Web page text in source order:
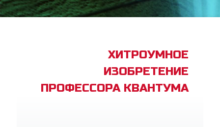
Bible App
ХИТРОУМНОЕ
ИЗОБРЕТЕНИЕ
ПРОФЕССОРА КВАНТУМА